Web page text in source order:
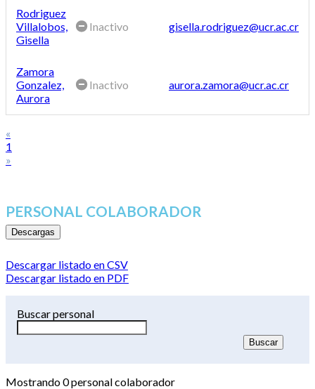
Rodriguez
Villalobos,
Gisella
Inactivo gisella.rodriguez@ucr.ac.cr
Zamora
Gonzalez,
Aurora
Inactivo aurora.zamora@ucr.ac.cr
«
1
»
PERSONAL COLABORADOR
Descargas
Descargar listado en CSV
Descargar listado en PDF
Buscar personal
Mostrando0personal colaborador